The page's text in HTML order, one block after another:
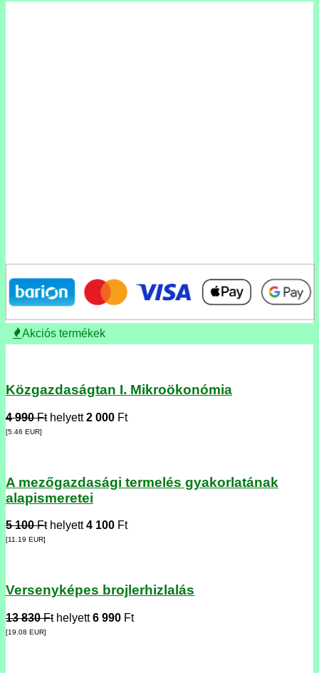
Akciós termékek
Közgazdaságtan I. Mikroökonómia
4 990 Fthelyett2 000 Ft
[5.46 EUR]
A mezőgazdasági termelés gyakorlatának
alapismeretei
5 100 Fthelyett4 100 Ft
[11.19 EUR]
Versenyképes brojlerhizlalás
13 830 Fthelyett6 990 Ft
[19.08 EUR]